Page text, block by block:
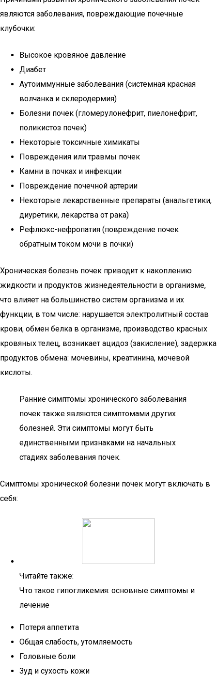
являются заболевания, повреждающие почечные
клубочки:
Высокое кровяное давление
Диабет
Аутоиммунные заболевания (системная красная
волчанка и склеродермия)
Болезни почек (гломерулонефрит, пиелонефрит,
поликистоз почек)
Некоторые токсичные химикаты
Повреждения или травмы почек
Камни в почках и инфекции
Повреждение почечной артерии
Некоторые лекарственные препараты (анальгетики,
диуретики, лекарства от рака)
Рефлюкс-нефропатия (повреждение почек
обратным током мочи в почки)
Хроническая болезнь почек приводит к накоплению
жидкости и продуктов жизнедеятельности в организме,
что влияет на большинство систем организма и их
функции, в том числе: нарушается электролитный состав
крови, обмен белка в организме, производство красных
кровяных телец, возникает ацидоз (закисление), задержка
продуктов обмена: мочевины, креатинина, мочевой
кислоты.
Ранние симптомы хронического заболевания
почек также являются симптомами других
болезней. Эти симптомы могут быть
единственными признаками на начальных
стадиях заболевания почек.
Симптомы хронической болезни почек могут включать в
себя:
Читайте также:
Что такое гипогликемия: основные симптомы и
лечение
Потеря аппетита
Общая слабость, утомляемость
Головные боли
Зуд и сухость кожи